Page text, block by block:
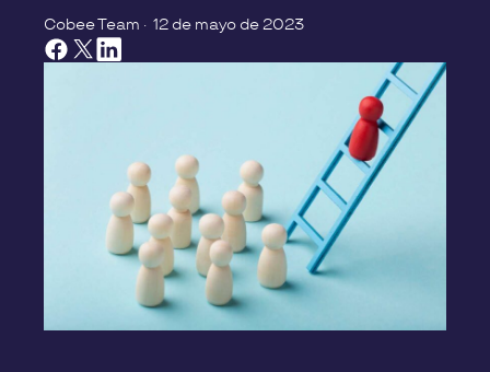
Cobee Team · 12 de mayo de 2023